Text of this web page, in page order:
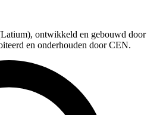
ontwikkeld en gebouwd door
en onderhouden door CEN.